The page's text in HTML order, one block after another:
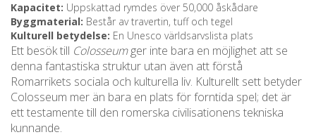
Kapacitet: Uppskattad rymdes över 50,000 åskådare
Byggmaterial: Består av travertin, tuff och tegel
Kulturell betydelse: En Unesco världsarvslista plats
Ett besök till Colosseumger inte bara en möjlighet att se
denna fantastiska struktur utan även att förstå
Romarrikets sociala och kulturella liv. Kulturellt sett betyder
Colosseum mer än bara en plats för forntida spel; det är
ett testamente till den romerska civilisationens tekniska
kunnande.